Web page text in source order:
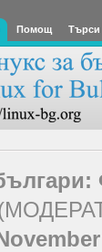
Помощ Търси